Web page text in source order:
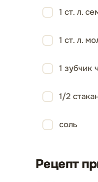
1 ст. л.
1 ст. л.
1 зубчик
1/2
соль
Рецепт